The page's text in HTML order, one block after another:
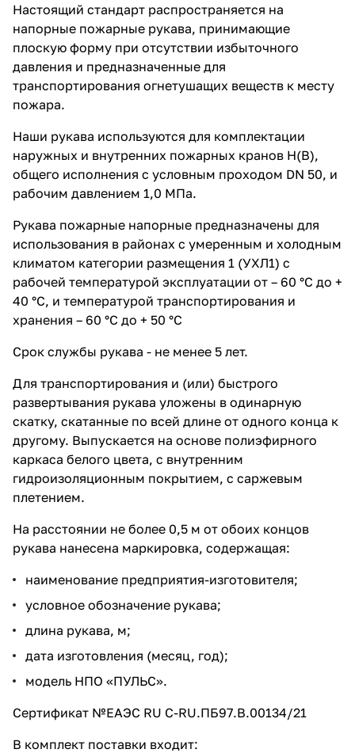
Настоящий стандарт распространяется на
напорные пожарные рукава, принимающие
плоскую форму при отсутствии избыточного
давления и предназначенные для
транспортирования огнетушащих веществ к месту
пожара.
Наши рукава используются для комплектации
наружных и внутренних пожарных кранов Н(В),
общего исполнения с условным проходом DN 50, и
рабочим давлением 1,0 МПа.
Рукава пожарные напорные предназначены для
использования в районах с умеренным и холодным
климатом категории размещения 1 (УХЛ1) с
рабочей температурой эксплуатации от – 60 °С до +
40 °С, и температурой транспортирования и
хранения – 60 °С до + 50 °С
Срок службы рукава - не менее 5 лет.
Для транспортирования и (или) быстрого
развертывания рукава уложены в одинарную
скатку, скатанные по всей длине от одного конца к
другому. Выпускается на основе полиэфирного
каркаса белого цвета, с внутренним
гидроизоляционным покрытием, с саржевым
плетением.
На расстоянии не более 0,5 м от обоих концов
рукава нанесена маркировка, содержащая:
наименование предприятия-изготовителя;
условное обозначение рукава;
длина рукава, м;
дата изготовления (месяц, год);
модель НПО «ПУЛЬС».
Сертификат №ЕАЭС RU C-RU.ПБ97.В.00134/21
В комплект поставки входит: